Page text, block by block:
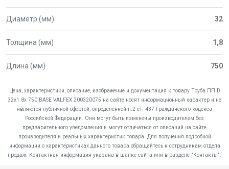
Диаметр (мм) 32
Толщина (мм) 1,8
Длина (мм) 750
Цена, характеристики, описание, изображение и документация к товару Труба ПП D
32х1.8х 750 BASE VALFEX 200320075 на сайте носят информационный характер и не
являются публичной офертой, определенной п.2 ст. 437 Гражданского кодекса
Российской Федерации. Они могут быть изменены производителем без
предварительного уведомления и могут отличаться от описаний на сайте
производителя и реальных характеристик товара. Для получения подробной
информации о характеристиках данного товара обращайтесь к сотрудникам отдела
продаж. Контактная информация указана в шапке сайта или в разделе "Контакты".